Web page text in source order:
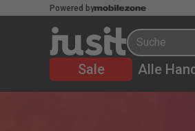
Powered by
Sale Alle